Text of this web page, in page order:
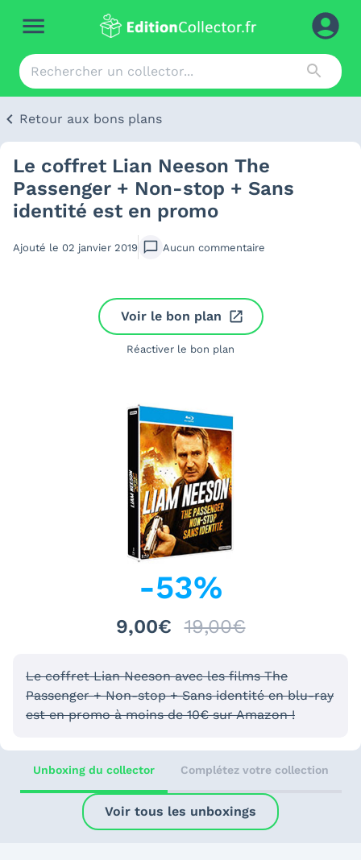
Retour aux bons plans
Le coffret Lian Neeson The
Passenger + Non-stop + Sans
identité est en promo
Ajouté le 02 janvier 2019 Aucun commentaire
Voir le bon plan
Réactiver le bon plan
-53%
9,00€ 19,00€
Le coffret Lian Neeson avec les films The
Passenger + Non-stop + Sans identité en blu-ray
est en promo à moins de 10€ sur Amazon !
Unboxing du collector Complétez votre collection
Voir tous les unboxings